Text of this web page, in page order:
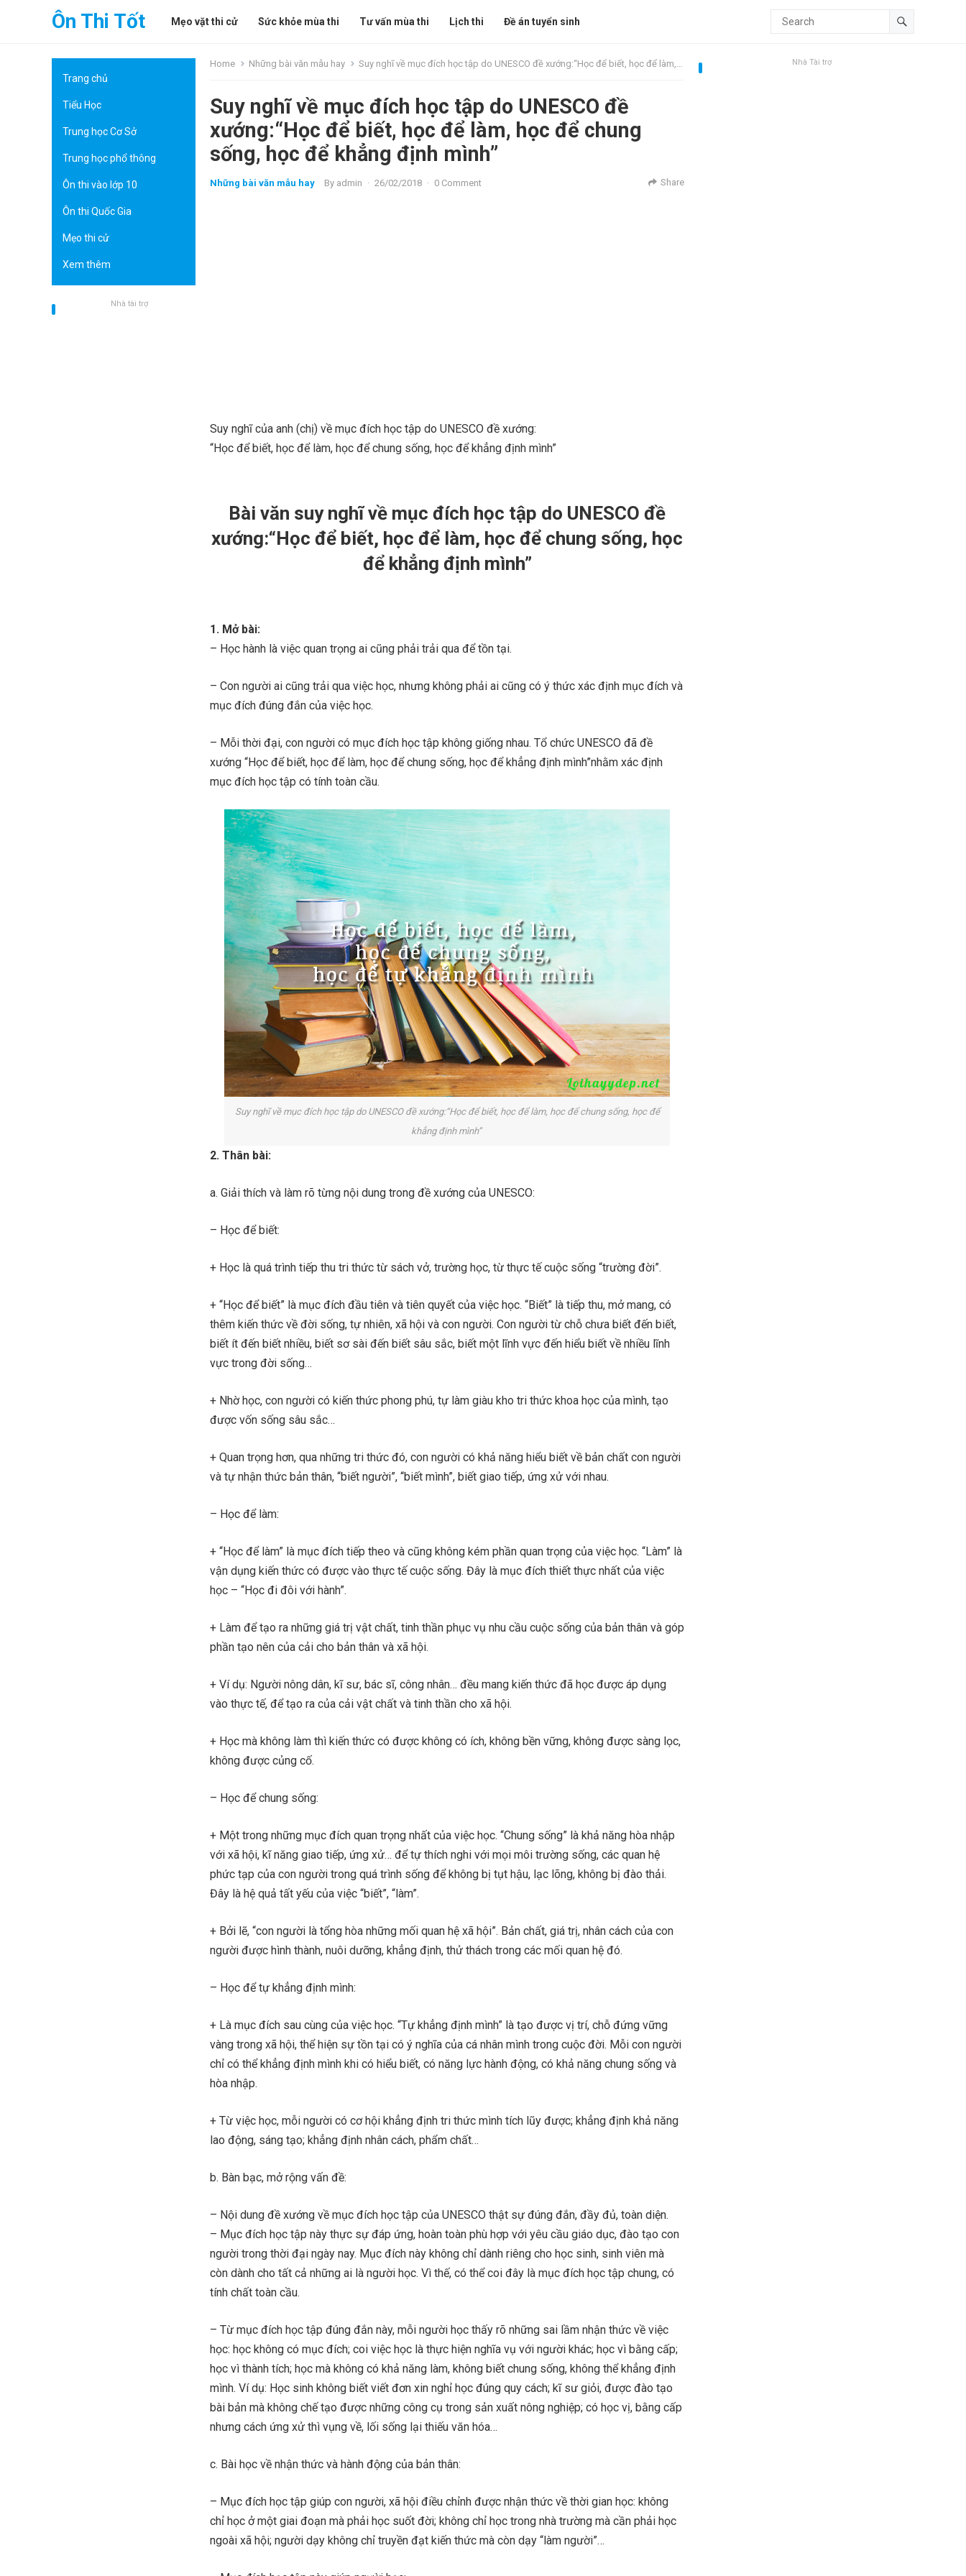
Ôn Thi Tốt Mẹo vặt thi cử Sức khỏe mùa thi Tư vấn mùa thi Lịch thi Đề án tuyển sinh
Trang chủ
Tiểu Học
Trung học Cơ Sở
Trung học phổ thông
Ôn thi vào lớp 10
Ôn thi Quốc Gia
Mẹo thi cử
Xem thêm
Nhà tài trợ
Home Những bài văn mẫu hay Suy nghĩ về mục đích học tập do UNESCO đề xướng:“Học để biết, học để làm, học để chung sống, học để khẳng định mình” ​
Suy nghĩ về mục đích học tập do UNESCO đề
xướng:“Học để biết, học để làm, học để chung
sống, học để khẳng định mình” ​
Những bài văn mẫu hay By admin · 26/02/2018 · 0 Comment Share
Suy nghĩ của anh (chị) về mục đích học tập do UNESCO đề xướng:​
“Học để biết, học để làm, học để chung sống, học để khẳng định mình”
Bài văn suy nghĩ về mục đích học tập do UNESCO đề
xướng:“Học để biết, học để làm, học để chung sống, học
để khẳng định mình”
1. Mở bài:
– Học hành là việc quan trọng ai cũng phải trải qua để tồn tại.
– Con người ai cũng trải qua việc học, nhưng không phải ai cũng có ý thức xác định mục đích và
mục đích đúng đắn của việc học.
– Mỗi thời đại, con người có mục đích học tập không giống nhau. Tổ chức UNESCO đã đề
xướng “Học để biết, học để làm, học để chung sống, học để khẳng định mình”nhằm xác định
mục đích học tập có tính toàn cầu.
Suy nghĩ về mục đích học tập do UNESCO đề xướng:“Học để biết, học để làm, học để chung sống, học để
khẳng định mình” ​
2. Thân bài:
a. Giải thích và làm rõ từng nội dung trong đề xướng của UNESCO:
– Học để biết:
+ Học là quá trình tiếp thu tri thức từ sách vở, trường học, từ thực tế cuộc sống “trường đời”.
+ “Học để biết” là mục đích đầu tiên và tiên quyết của việc học. “Biết” là tiếp thu, mở mang, có
thêm kiến thức về đời sống, tự nhiên, xã hội và con người. Con người từ chỗ chưa biết đến biết,
biết ít đến biết nhiều, biết sơ sài đến biết sâu sắc, biết một lĩnh vực đến hiểu biết về nhiều lĩnh
vực trong đời sống…
+ Nhờ học, con người có kiến thức phong phú, tự làm giàu kho tri thức khoa học của mình, tạo
được vốn sống sâu sắc…
+ Quan trọng hơn, qua những tri thức đó, con người có khả năng hiểu biết về bản chất con người
và tự nhận thức bản thân, “biết người”, “biết mình”, biết giao tiếp, ứng xử với nhau.
– Học để làm:
+ “Học để làm” là mục đích tiếp theo và cũng không kém phần quan trọng của việc học. “Làm” là
vận dụng kiến thức có được vào thực tế cuộc sống. Đây là mục đích thiết thực nhất của việc
học – “Học đi đôi với hành”.
+ Làm để tạo ra những giá trị vật chất, tinh thần phục vụ nhu cầu cuộc sống của bản thân và góp
phần tạo nên của cải cho bản thân và xã hội.
+ Ví dụ: Người nông dân, kĩ sư, bác sĩ, công nhân… đều mang kiến thức đã học được áp dụng
vào thực tế, để tạo ra của cải vật chất và tinh thần cho xã hội.
+ Học mà không làm thì kiến thức có được không có ích, không bền vững, không được sàng lọc,
không được củng cố.
– Học để chung sống:
+ Một trong những mục đích quan trọng nhất của việc học. “Chung sống” là khả năng hòa nhập
với xã hội, kĩ năng giao tiếp, ứng xử… để tự thích nghi với mọi môi trường sống, các quan hệ
phức tạp của con người trong quá trình sống để không bị tụt hậu, lạc lõng, không bị đào thải.
Đây là hệ quả tất yếu của việc “biết”, “làm”.
+ Bởi lẽ, “con người là tổng hòa những mối quan hệ xã hội”. Bản chất, giá trị, nhân cách của con
người được hình thành, nuôi dưỡng, khẳng định, thử thách trong các mối quan hệ đó.
– Học để tự khẳng định mình:
+ Là mục đích sau cùng của việc học. “Tự khẳng định mình” là tạo được vị trí, chỗ đứng vững
vàng trong xã hội, thể hiện sự tồn tại có ý nghĩa của cá nhân mình trong cuộc đời. Mỗi con người
chỉ có thể khẳng định mình khi có hiểu biết, có năng lực hành động, có khả năng chung sống và
hòa nhập.
+ Từ việc học, mỗi người có cơ hội khẳng định tri thức mình tích lũy được; khẳng định khả năng
lao động, sáng tạo; khẳng định nhân cách, phẩm chất…
b. Bàn bạc, mở rộng vấn đề:
– Nội dung đề xướng về mục đích học tập của UNESCO thật sự đúng đắn, đầy đủ, toàn diện.
– Mục đích học tập này thực sự đáp ứng, hoàn toàn phù hợp với yêu cầu giáo dục, đào tạo con
người trong thời đại ngày nay. Mục đích này không chỉ dành riêng cho học sinh, sinh viên mà
còn dành cho tất cả những ai là người học. Vì thế, có thể coi đây là mục đích học tập chung, có
tính chất toàn cầu.
– Từ mục đích học tập đúng đắn này, mỗi người học thấy rõ những sai lầm nhận thức về việc
học: học không có mục đích; coi việc học là thực hiện nghĩa vụ với người khác; học vì bằng cấp;
học vì thành tích; học mà không có khả năng làm, không biết chung sống, không thể khẳng định
mình. Ví dụ: Học sinh không biết viết đơn xin nghỉ học đúng quy cách; kĩ sư giỏi, được đào tạo
bài bản mà không chế tạo được những công cụ trong sản xuất nông nghiệp; có học vị, bằng cấp
nhưng cách ứng xử thì vụng về, lối sống lại thiếu văn hóa…
c. Bài học về nhận thức và hành động của bản thân:
– Mục đích học tập giúp con người, xã hội điều chỉnh được nhận thức về thời gian học: không
chỉ học ở một giai đoạn mà phải học suốt đời; không chỉ học trong nhà trường mà cần phải học
ngoài xã hội; người dạy không chỉ truyền đạt kiến thức mà còn dạy “làm người”…
Nhà Tài trợ